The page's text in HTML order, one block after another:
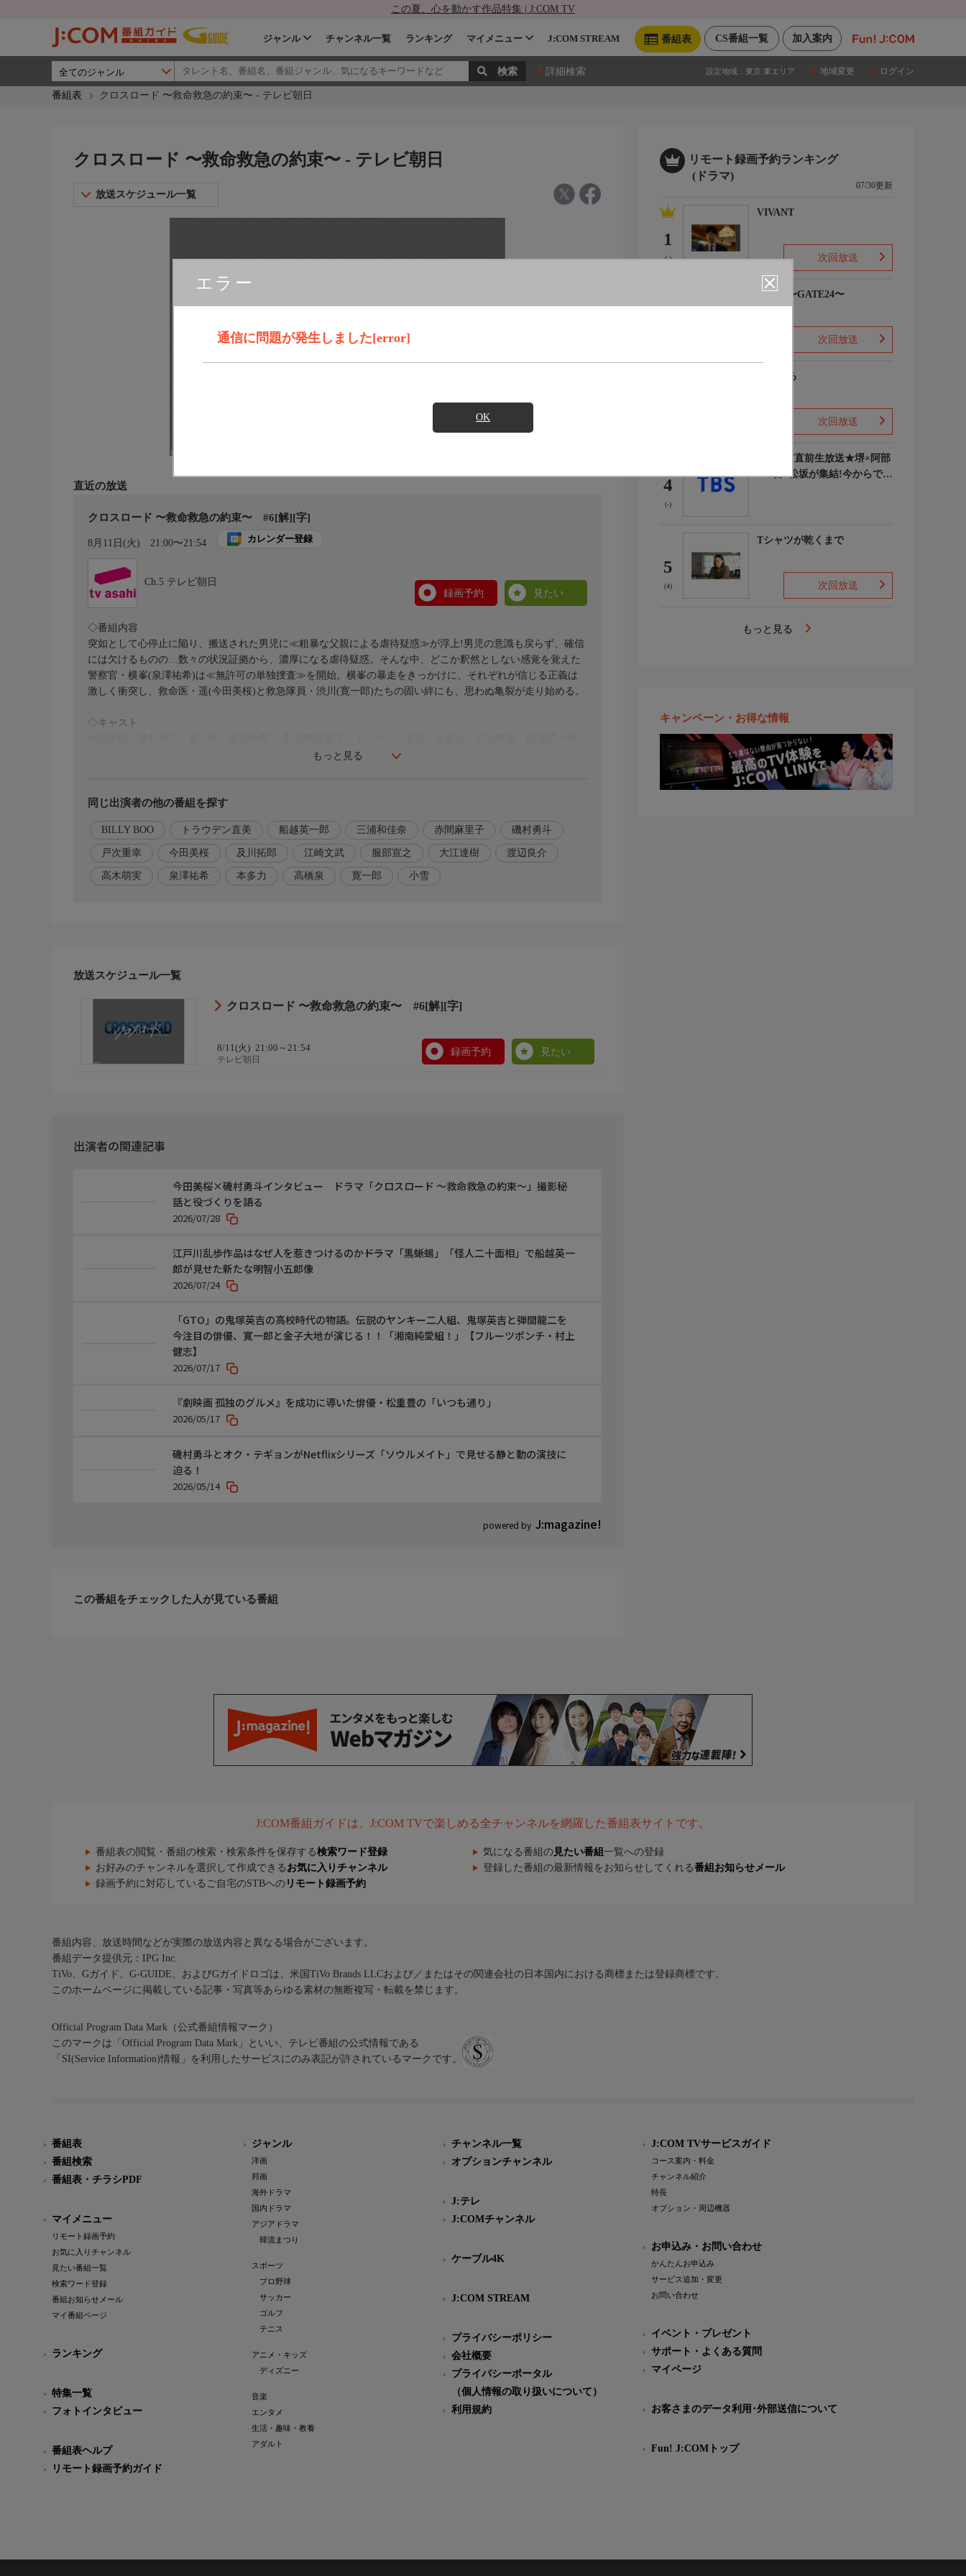
この夏、心を動かす作品特集 | J:COM TV
加入案内
CS番組一覧
番組表
ジャンル チャンネル一覧 ランキング マイメニュー J:COM STREAM
詳細検索 設定地域： 東京 東エリア 地域変更 ログイン
番組表 クロスロード 〜救命救急の約束〜 - テレビ朝日
エラー
通信に問題が発生しました[error]
OK
クロスロード 〜救命救急の約束〜 - テレビ朝日
放送スケジュール一覧
直近の放送
クロスロード 〜救命救急の約束〜 #6[解][字]
8月11日(火) 21:00〜21:54 カレンダー登録
Ch.5 テレビ朝日
録画予約
見たい
もっと見る
◇番組内容
突如として心停止に陥り、搬送された男児に≪粗暴な父親による虐待疑惑≫が浮上!男児の意識も戻らず、確信
には欠けるものの…数々の状況証拠から、濃厚になる虐待疑惑。そんな中、どこか釈然としない感覚を覚えた
警察官・横峯(泉澤祐希)は≪無許可の単独捜査≫を開始。横峯の暴走をきっかけに、それぞれが信じる正義は
激しく衝突し、救命医・遥(今田美桜)と救急隊員・渋川(寛一郎)たちの固い絆にも、思わぬ亀裂が走り始める。
◇キャスト
高橋泉
◇演出
及川拓郎
◇音楽
◇スタッフ
【ゼネラルプロデューサー】大江達樹(テレビ朝日)
【チーフプロデューサー】渡辺良介(大映テレビ)
【プロデューサー】高木萌実(テレビ朝日)、三浦和佳奈(大映テレビ)
☆Instagram
https://www.tiktok.com/@crossroad_ex
同じ出演者の他の番組を探す
BILLY BOO トラウデン直美 船越英一郎 三浦和佳奈 赤間麻里子 磯村勇斗
戸次重幸 今田美桜 及川拓郎 江崎文武 服部宣之 大江達樹 渡辺良介
高木萌実 泉澤祐希 本多力 高橋泉 寛一郎 小雪
放送スケジュール一覧
クロスロード 〜救命救急の約束〜 #6[解][字]
8/11(火) 21:00～21:54
テレビ朝日
録画予約 見たい
出演者の関連記事
powered by J:magazine!
今田美桜×磯村勇斗インタビュー ドラマ「クロスロード ～救命救急の約束～」撮影秘
話と役づくりを語る
2026/07/28
江戸川乱歩作品はなぜ人を惹きつけるのか――ドラマ「黒蜥蜴」「怪人二十面相」で船越英一
郎が見せた新たな明智小五郎像
2026/07/24
「GTO」の鬼塚英吉の高校時代の物語。伝説のヤンキー二人組、鬼塚英吉と弾間龍二を
今注目の俳優、寛一郎と金子大地が演じる！！「湘南純愛組！」【フルーツポンチ・村上
健志】
2026/07/17
『劇映画 孤独のグルメ』を成功に導いた俳優・松重豊の「いつも通り」
2026/05/17
磯村勇斗とオク・テギョンがNetflixシリーズ「ソウルメイト」で見せる静と動の演技に
迫る！
2026/05/14
この番組をチェックした人が見ている番組
リモート録画予約ランキング
(ドラマ)
07/30更新
1
(-)
VIVANT
次回放送
大空港〜GATE24〜
次回放送
風、薫る
次回放送
4
(-)
VIVANT直前生放送★堺×阿部
×二宮×松坂が集結!今からでも
5
(4)
Tシャツが乾くまで
次回放送
もっと見る
キャンペーン・お得な情報
J:COM番組ガイドは、J:COM TVで楽しめる全チャンネルを網羅した番組表サイトです。
番組表の閲覧・番組の検索・検索条件を保存する検索ワード登録 気になる番組の 見たい番組 一覧への登録
お好みのチャンネルを選択して作成できる お気に入りチャンネル 登録した番組の最新情報をお知らせしてくれる番組お知らせメール
録画予約に対応しているご自宅のSTBへの リモート録画予約
番組内容、放送時間などが実際の放送内容と異なる場合がございます。
番組データ提供元：IPG Inc.
TiVo、Gガイド、G-GUIDE、およびGガイドロゴは、米国TiVo Brands LLCおよび／またはその関連会社の日本国内における商標または登録商標です。
このホームページに掲載している記事・写真等あらゆる素材の無断複写・転載を禁じます。
Official Program Data Mark（公式番組情報マーク）
このマークは「Official Program Data Mark」といい、テレビ番組の公式情報である
「SI(Service Information)情報」を利用したサービスにのみ表記が許されているマークです。
番組表
番組検索
番組表・チラシPDF
マイメニュー
リモート録画予約
お気に入りチャンネル
見たい番組一覧
検索ワード登録
番組お知らせメール
マイ番組ページ
ランキング
特集一覧
フォトインタビュー
番組表ヘルプ
リモート録画予約ガイド
ジャンル
洋画
邦画
海外ドラマ
国内ドラマ
アジアドラマ
韓流まつり
スポーツ
プロ野球
サッカー
ゴルフ
テニス
アニメ・キッズ
ディズニー
音楽
エンタメ
生活・趣味・教養
アダルト
チャンネル一覧
オプションチャンネル
J:テレ
J:COMチャンネル
ケーブル4K
J:COM STREAM
プライバシーポリシー
会社概要
プライバシーポータル
（個人情報の取り扱いについて）
利用規約
J:COM TVサービスガイド
コース案内・料金
チャンネル紹介
特長
オプション・周辺機器
お申込み・お問い合わせ
かんたんお申込み
サービス追加・変更
お問い合わせ
イベント・プレゼント
サポート・よくある質問
マイページ
お客さまのデータ利用･外部送信について
Fun! J:COMトップ